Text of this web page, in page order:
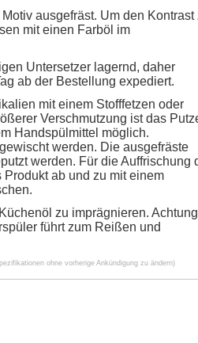
ausgefräst. Um den Kontrast
mit einen Farböl im
Untersetzer lagernd, daher
ab der Bestellung expediert.
mit einem Stofffetzen oder
Verschmutzung ist das
Handspülmittel möglich.
werden. Die ausgefräste
werden. Für die Auffrischung
ab und zu mit einem
zu imprägnieren.
führt zum Reißen und
ohne vorherige Ankündigung zu ändern)